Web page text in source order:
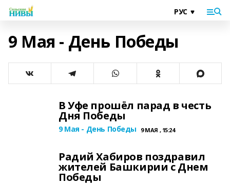
9 Мая - День Победы
В Уфе прошёл парад в честь
Дня Победы
9 Мая - День Победы 9 МАЯ , 15:24
Радий Хабиров поздравил
жителей Башкирии с Днем
Победы